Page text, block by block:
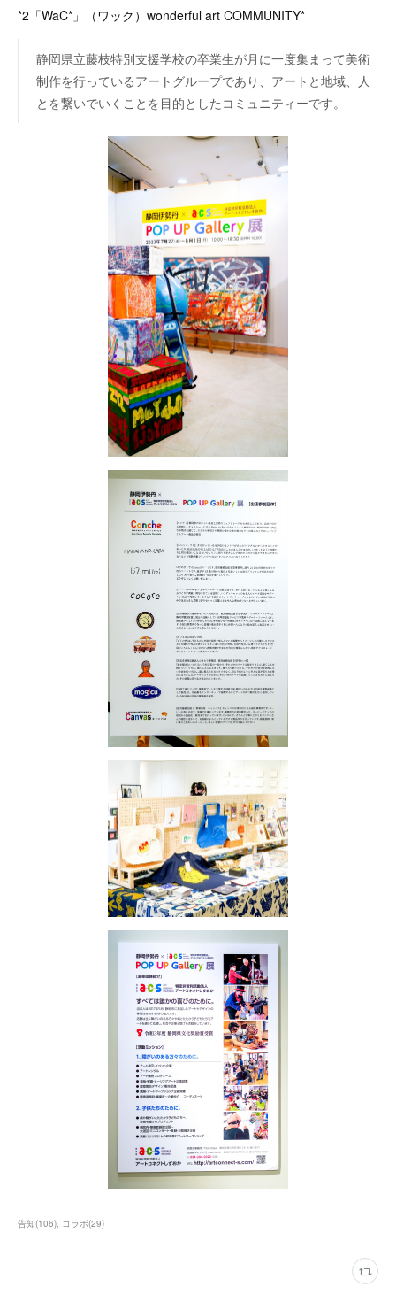
*2「WaC*」（ワック）wonderful art COMMUNITY*
静岡県立藤枝特別支援学校の卒業生が月に一度集まって美術
制作を行っているアートグループであり、アートと地域、人
とを繋いでいくことを目的としたコミュニティーです。
告知(106) コラボ(29)